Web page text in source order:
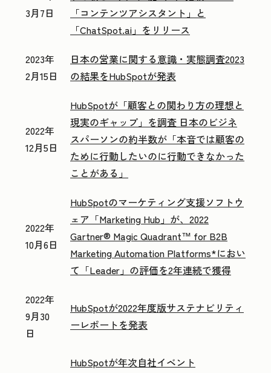
3月7日
「コンテンツアシスタント」と
「ChatSpot.ai」をリリース
2023年
2月15日
日本の営業に関する意識・実態調査2023
の結果をHubSpotが発表
2022年
12月5日
HubSpotが「顧客との関わり方の理想と
現実のギャップ」を調査 日本のビジネ
スパーソンの約半数が「本音では顧客の
ために行動したいのに行動できなかった
ことがある」
2022年
10月6日
HubSpotのマーケティング支援ソフトウ
ェア「Marketing Hub」が、2022
Gartner® Magic Quadrant™ for B2B
Marketing Automation Platforms*におい
て「Leader」の評価を2年連続で獲得
2022年
9月30
日
HubSpotが2022年度版サステナビリティ
ーレポートを発表
HubSpotが年次自社イベント